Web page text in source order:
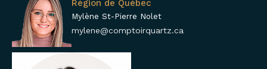
Région de Québec
Mylène St-Pierre Nolet
mylene@comptoirquartz.ca